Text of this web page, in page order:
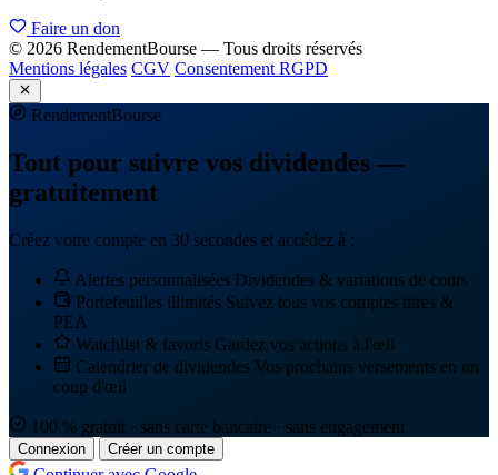
Faire un don
© 2026 RendementBourse — Tous droits réservés
Mentions légales CGV Consentement RGPD
RendementBourse
Tout pour suivre vos dividendes —
gratuitement
Créez votre compte en 30 secondes et accédez à :
Alertes personnalisées Dividendes & variations de cours
Portefeuilles illimités Suivez tous vos comptes titres &
PEA
Watchlist & favoris Gardez vos actions à l'œil
Calendrier de dividendes Vos prochains versements en un
coup d'œil
100 % gratuit · sans carte bancaire · sans engagement
Connexion Créer un compte